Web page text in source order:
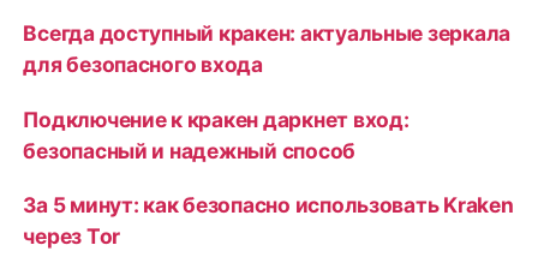
Всегда доступный кракен: актуальные зеркала
для безопасного входа
Подключение к кракен даркнет вход:
безопасный и надежный способ
За 5 минут: как безопасно использовать Kraken
через Tor